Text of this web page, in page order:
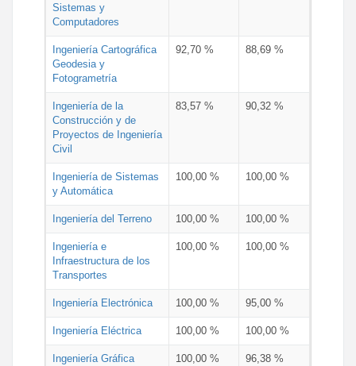
Sistemas y
Computadores
Ingeniería Cartográfica
Geodesia y
Fotogrametría
92,70 % 88,69 %
Ingeniería de la
Construcción y de
Proyectos de Ingeniería
Civil
83,57 % 90,32 %
Ingeniería de Sistemas
y Automática
100,00 % 100,00 %
Ingeniería del Terreno 100,00 % 100,00 %
Ingeniería e
Infraestructura de los
Transportes
100,00 % 100,00 %
Ingeniería Electrónica 100,00 % 95,00 %
Ingeniería Eléctrica 100,00 % 100,00 %
Ingeniería Gráfica 100,00 % 96,38 %